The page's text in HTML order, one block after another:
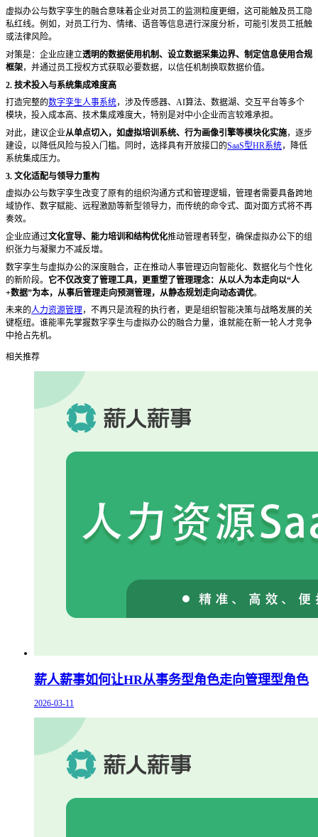
虚拟办公与数字孪生的融合意味着企业对员工的监测粒度更细，这可能触及员工隐
私红线。例如，对员工行为、情绪、语音等信息进行深度分析，可能引发员工抵触
或法律风险。
对策是：企业应建立透明的数据使用机制、设立数据采集边界、制定信息使用合规
框架，并通过员工授权方式获取必要数据，以信任机制换取数据价值。
2. 技术投入与系统集成难度高
打造完整的数字孪生人事系统，涉及传感器、 AI算法、数据湖、交互平台等多个
模块，投入成本高、技术集成难度大，特别是对中小企业而言较难承担。
对此，建议企业从单点切入，如虚拟培训系统、行为画像引擎等模块化实施，逐步
建设，以降低风险与投入门槛。同时，选择具有开放接口的SaaS型HR系统，降低
系统集成压力。
3. 文化适配与领导力重构
虚拟办公与数字孪生改变了原有的组织沟通方式和管理逻辑，管理者需要具备跨地
域协作、数字赋能、远程激励等新型领导力，而传统的命令式、面对面方式将不再
奏效。
企业应通过文化宣导、能力培训和结构优化推动管理者转型，确保虚拟办公下的组
织张力与凝聚力不减反增。
数字孪生与虚拟办公的深度融合，正在推动人事管理迈向智能化、数据化与个性化
的新阶段。 它不仅改变了管理工具，更重塑了管理理念：从以人为本走向以“人
+数据”为本，从事后管理走向预测管理，从静态规划走向动态调优。
未来的人力资源管理，不再只是流程的执行者，更是组织智能决策与战略发展的关
键枢纽。谁能率先掌握数字孪生与虚拟办公的融合力量，谁就能在新一轮人才竞争
中抢占先机。
相关推荐
薪人薪事如何让HR从事务型角色走向管理型角色
2026-03-11